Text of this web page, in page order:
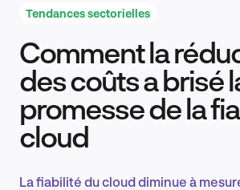
Recherche et
Tendances sectorielles
Comment la
des coûts a brisé
promesse de la
cloud
La fiabilité du cloud diminue à